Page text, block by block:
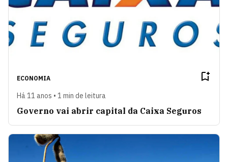
ECONOMIA
Há 11 anos • 1 min de leitura
Governo vai abrir capital da Caixa Seguros